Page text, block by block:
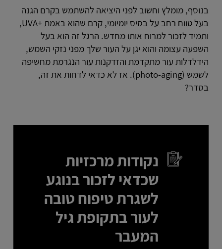
בנוסף, מומלץ וחשוב לפני היציאה להשתמש בקרם הגנה
בעל טווח רחב על בסיס יומיומי, קרם שהוא באמת +UVA,
ותמיד לזכור למרוח אותו מחדש. הרגל זה הוא בעל
השפעה עצומה והוא יגן על העור שלך מפני נזקי השמש,
הידלדלות עור מתקדמת והזדקנות עור הנגרמת מחשיפה
לשמש (photo-aging). אז לא כדאי לדחות את זה,
בסדר?
נקודות מרכזיות
שכדאי לזכור בנוגע
לשגרת טיפוח טובה
לעור בתקופת גיל
המעבר